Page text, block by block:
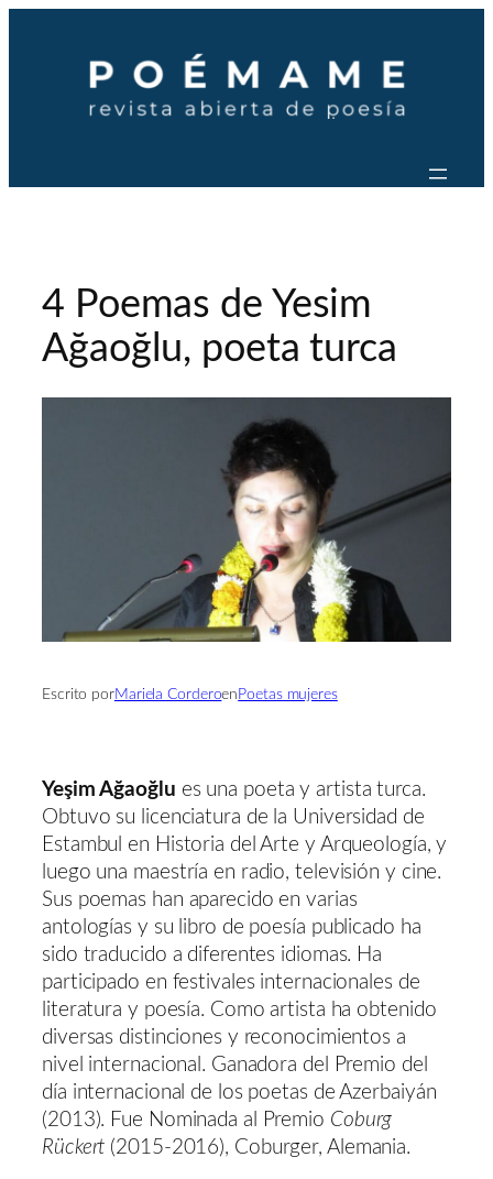
contenido
4 Poemas de Yesim
Ağaoğlu, poeta turca
Escrito porMariela Corderoen Poetas mujeres
Yeşim Ağaoğlu es una poeta y artista turca.
Obtuvo su licenciatura de la Universidad de
Estambul en Historia del Arte y Arqueología, y
luego una maestría en radio, televisión y cine.
Sus poemas han aparecido en varias
antologías y su libro de poesía publicado ha
sido traducido a diferentes idiomas. Ha
participado en festivales internacionales de
literatura y poesía. Como artista ha obtenido
diversas distinciones y reconocimientos a
nivel internacional. Ganadora del Premio del
día internacional de los poetas de Azerbaiyán
(2013). Fue Nominada al Premio Coburg
Rückert (2015-2016), Coburger, Alemania.